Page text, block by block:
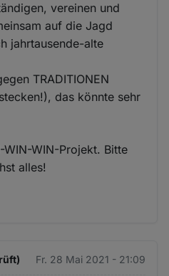
vereinen und
auf die Jagd
jahrtausende-alte
TRADITIONEN
das könnte sehr
WIN-Projekt. Bitte
alles!
Fr. 28 Mai 2021 - 21:09